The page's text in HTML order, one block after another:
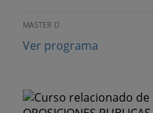
MASTER D
Ver programa